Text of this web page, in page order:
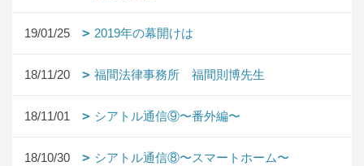
19/01/25 2019年の幕開けは
18/11/20 福間法律事務所 福間則博先生
18/11/01 シアトル通信⑨〜番外編〜
18/10/30 シアトル通信⑧〜スマートホーム〜